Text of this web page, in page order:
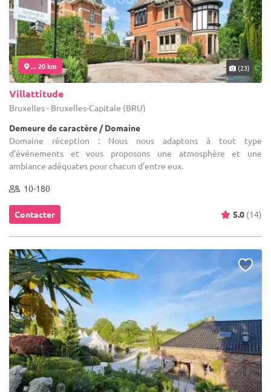
... 20 km (23)
Villattitude
Bruxelles - Bruxelles-Capitale (BRU)
Demeure de caractère / Domaine
Domaine réception : Nous nous adaptons à tout type
d’événements et vous proposons une atmosphère et une
ambiance adéquates pour chacun d’entre eux.
10-180
Contacter 5.0 (14)